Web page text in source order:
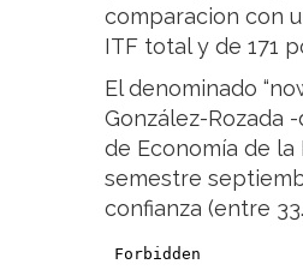
comparacion con
ITF total y de 171
El denominado
González-Rozada
de Economía de la
semestre
confianza (entre